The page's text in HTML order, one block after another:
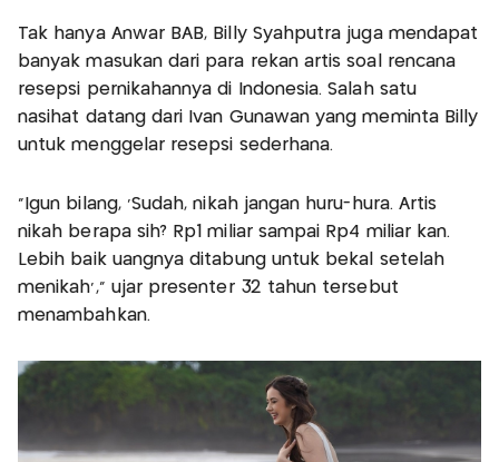
Tak hanya Anwar BAB, Billy Syahputra juga mendapat
banyak masukan dari para rekan artis soal rencana
resepsi pernikahannya di Indonesia. Salah satu
nasihat datang dari Ivan Gunawan yang meminta Billy
untuk menggelar resepsi sederhana.
“Igun bilang, ‘Sudah, nikah jangan huru-hura. Artis
nikah berapa sih? Rp1 miliar sampai Rp4 miliar kan.
Lebih baik uangnya ditabung untuk bekal setelah
menikah’,” ujar presenter 32 tahun tersebut
menambahkan.